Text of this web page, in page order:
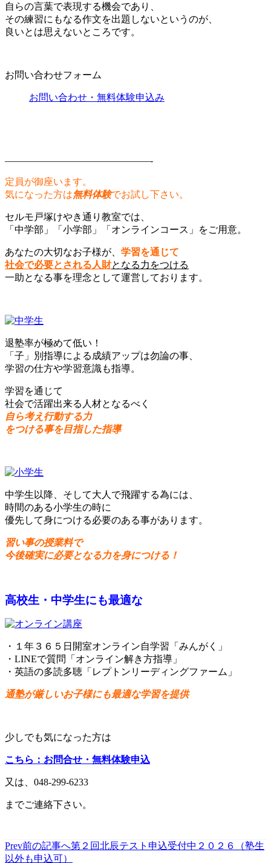
自らの言葉で表現する機会であり、
その練習にもなる作文を出題しないというのが、
良いとは思えないところです。
お問い合わせフォーム
お問い合わせ・無料体験申込み
———————————————-
定員が御座います。
気になった方は無料体験でお試し下さい。
セルモ戸塚けやき通り教室では、
「中学部」「小学部」「オンラインコース」をご用意。
あなたの大切なお子様が、 学習を通じて
社会で必要とされる人財となる力をつける
一助となる事を理念として運営しております。
退塾率が極めて低い！
「子」別指導による成績アップは勿論の事、
学習の仕方や学習意識も指導。
学習を通じて
社会で活躍出来る人材となるべく
自ら考え行動する力
をつける事を目指した指導
中学生以降、そして大人で飛躍する為には、
時間のある小学生の時に
優先して身につける必要のある事があります。
習い事の授業料で
今後確実に必要となる力を身につける！
高校生・中学生にも最適な
・１年３６５日開室オンライン自学習「みんがく」
・LINEで質問「オンライン解き方指導」
・英語の多読多聴「レプトンリーディングファーム」
通塾が厳しいお子様にも最適な学習を提供
少しでも気になった方は
こちら：お問合せ・無料体験申込
又は、 048-299-6233
までご連絡下さい。
Prev前の記事へ第２回北辰テスト申込受付中２０２６（塾生
以外も申込可）